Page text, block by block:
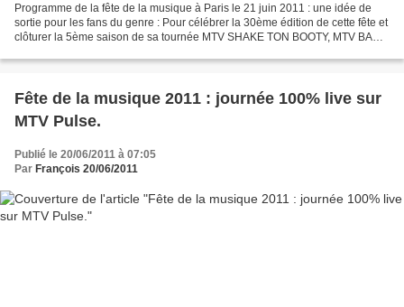
Programme de la fête de la musique à Paris le 21 juin 2011 : une idée de
sortie pour les fans du genre : Pour célébrer la 30ème édition de cette fête et
clôturer la 5ème saison de sa tournée MTV SHAKE TON BOOTY, MTV BASE
Fête de la musique 2011 : journée 100% live sur
MTV Pulse.
Publié le 20/06/2011 à 07:05
Par François 20/06/2011